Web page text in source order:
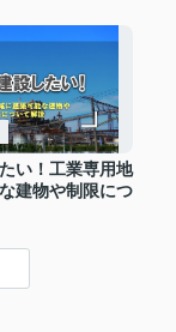
い！工業専用地
建物や制限につ